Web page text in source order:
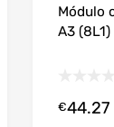
Comprar
Módulo
A3
€44.27